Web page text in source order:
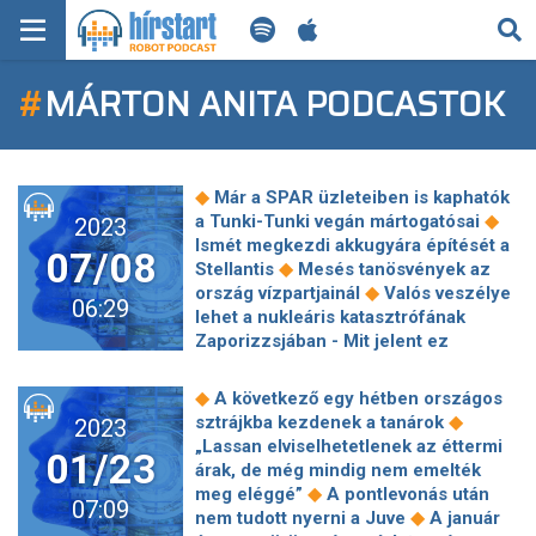
KERESÉS
KEZDŐLAP
FRISS HÍREK
TECH HÍREK
FILM-ZENE-SZÓRAKOZÁS
PLAYLIST
MI AZ A ROBOT PODCAST?
#MÁRTON ANITA PODCASTOK
2023
07/08
06:29
◆ Már a SPAR üzleteiben is kaphatók
a Tunki-Tunki vegán mártogatósai ◆
Ismét megkezdi akkugyára építését a
Stellantis ◆ Mesés tanösvények az
ország vízpartjainál ◆ Valós veszélye
lehet a nukleáris katasztrófának
Zaporizzsjában - Mit jelent ez
tudja, hátrányba került a pénteki
problémák miatt◆Tippelj: hányan
férnek be egy Suzuki Vitarába?
Az
Európai Bizottság szerint bűnözők
szivárogtak be a líbiai parti őrségbe
Szalait vinné a Bundesliga
2023
01/23
07:09
◆ A következő egy hétben országos
sztrájkba kezdenek a tanárok ◆
„Lassan elviselhetetlenek az éttermi
árak, de még mindig nem emelték
meg eléggé” ◆ A pontlevonás után
nem tudott nyerni a Juve ◆ A január